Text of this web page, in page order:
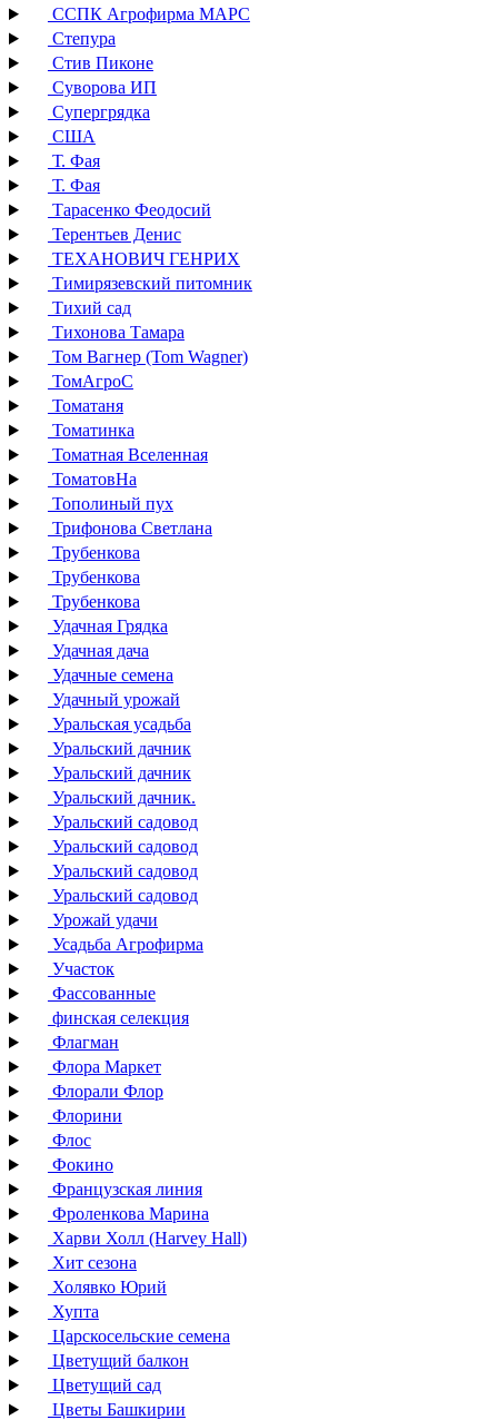
ССПК Агрофирма МАРС
Степура
Стив Пиконе
Суворова ИП
Супергрядка
США
Т. Фая
Т. Фая
Тарасенко Феодосий
Терентьев Денис
ТЕХАНОВИЧ ГЕНРИХ
Тимирязевский питомник
Тихий сад
Тихонова Тамара
Том Вагнер (Tom Wagner)
ТомАгроС
Томатаня
Томатинка
Томатная Вселенная
ТоматовНа
Тополиный пух
Трифонова Светлана
Трубенкова
Трубенкова
Трубенкова
Удачная Грядка
Удачная дача
Удачные семена
Удачный урожай
Уральская усадьба
Уральский дачник
Уральский дачник
Уральский дачник.
Уральский садовод
Уральский садовод
Уральский садовод
Уральский садовод
Урожай удачи
Усадьба Агрофирма
Участок
Фассованные
финская селекция
Флагман
Флора Маркет
Флорали Флор
Флорини
Флос
Фокино
Французская линия
Фроленкова Марина
Харви Холл (Harvey Hall)
Хит сезона
Холявко Юрий
Хупта
Царскосельские семена
Цветущий балкон
Цветущий сад
Цветы Башкирии